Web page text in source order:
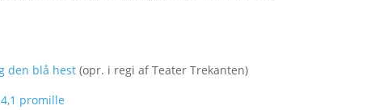
den blå hest(opr. i regi af Teater Trekanten)
promille